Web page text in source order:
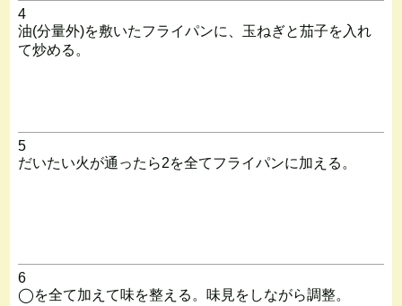
4
油(分量外)を敷いたフライパンに、玉ねぎと茄子を入れ
て炒める。
5
だいたい火が通ったら2を全てフライパンに加える。
6
◯を全て加えて味を整える。味見をしながら調整。